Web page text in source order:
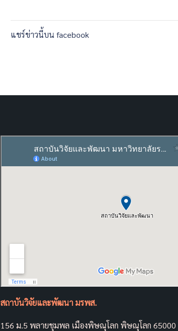
แชร์ข่าวนี้บน facebook
สถาบันวิจัยและพัฒนา มรพส.
156 ม.5 พลายชุมพล เมืองพิษณุโลก พิษณุโลก 65000